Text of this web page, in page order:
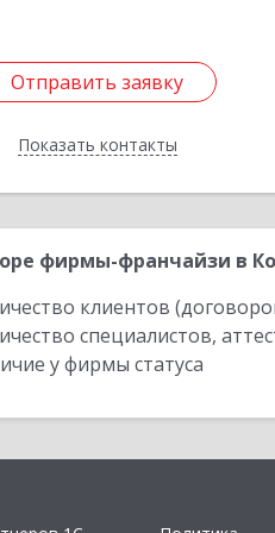
Отправить заявку
Показать контакты
Отправить заявку
Назад
фирмы-франчайзи в
клиентов
специалистов,
у фирмы статуса